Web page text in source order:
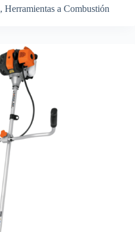
, Herramientas a Combustión